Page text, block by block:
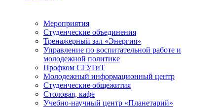
Мероприятия
Студенческие объединения
Тренажерный зал «Энергия»
Управление по воспитательной работе и
молодежной политике
Профком СГУГиТ
Молодежный информационный центр
Студенческие общежития
Столовая, кафе
Учебно-научный центр «Планетарий»